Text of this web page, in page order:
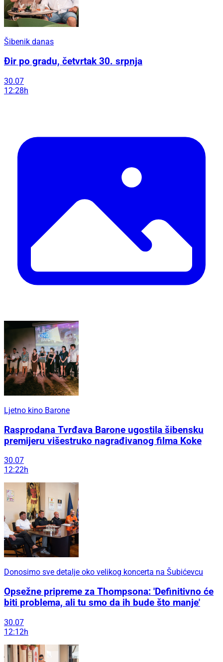
Šibenik danas
Đir po gradu, četvrtak 30. srpnja
30.07
12:28h
Ljetno kino Barone
Rasprodana Tvrđava Barone ugostila šibensku
premijeru višestruko nagrađivanog filma Koke
30.07
12:22h
Donosimo sve detalje oko velikog koncerta na Šubićevcu
Opsežne pripreme za Thompsona: 'Definitivno će
biti problema, ali tu smo da ih bude što manje'
30.07
12:12h